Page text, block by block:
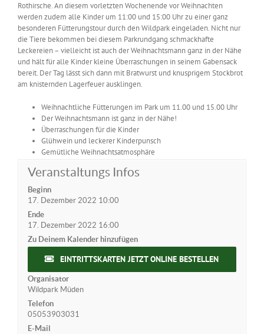
Rothirsche. An diesem vorletzten Wochenende vor Weihnachten
werden zudem alle Kinder um 11:00 und 15:00 Uhr zu einer ganz
besonderen Fütterungstour durch den Wildpark eingeladen. Nicht nur
die Tiere bekommen bei diesem Parkrundgang schmackhafte
Leckereien – vielleicht ist auch der Weihnachtsmann ganz in der Nähe
und hält für alle Kinder kleine Überraschungen in seinem Gabensack
bereit. Der Tag lässt sich dann mit Bratwurst und knusprigem Stockbrot
am knisternden Lagerfeuer ausklingen.
Weihnachtliche Fütterungen im Park um 11.00 und 15.00 Uhr
Der Weihnachtsmann ist ganz in der Nähe!
Überraschungen für die Kinder
Glühwein und leckerer Kinderpunsch
Gemütliche Weihnachtsatmosphäre
Veranstaltungs Infos
Beginn
17. Dezember 2022 10:00
Ende
17. Dezember 2022 16:00
Zu Deinem Kalender hinzufügen
EINTRITTSKARTEN JETZT ONLINE BESTELLEN
Organisator
Wildpark Müden
Telefon
05053903031
E-Mail